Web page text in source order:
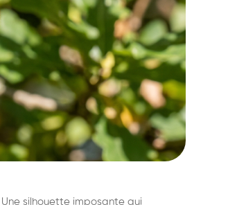
silhouette imposante qui